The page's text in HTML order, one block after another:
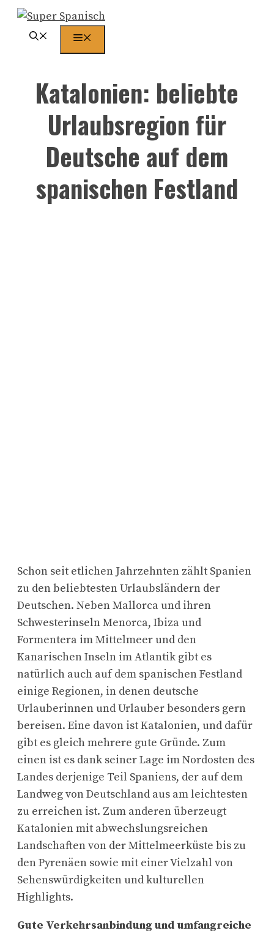
Zum
Inhalt
Katalonien: beliebte
Urlaubsregion für
Deutsche auf dem
spanischen Festland
Schon seit etlichen Jahrzehnten zählt Spanien
zu den beliebtesten Urlaubsländern der
Deutschen. Neben Mallorca und ihren
Schwesterinseln Menorca, Ibiza und
Formentera im Mittelmeer und den
Kanarischen Inseln im Atlantik gibt es
natürlich auch auf dem spanischen Festland
einige Regionen, in denen deutsche
Urlauberinnen und Urlauber besonders gern
bereisen. Eine davon ist Katalonien, und dafür
gibt es gleich mehrere gute Gründe. Zum
einen ist es dank seiner Lage im Nordosten des
Landes derjenige Teil Spaniens, der auf dem
Landweg von Deutschland aus am leichtesten
zu erreichen ist. Zum anderen überzeugt
Katalonien mit abwechslungsreichen
Landschaften von der Mittelmeerküste bis zu
den Pyrenäen sowie mit einer Vielzahl von
Sehenswürdigkeiten und kulturellen
Highlights.
Gute Verkehrsanbindung und umfangreiche